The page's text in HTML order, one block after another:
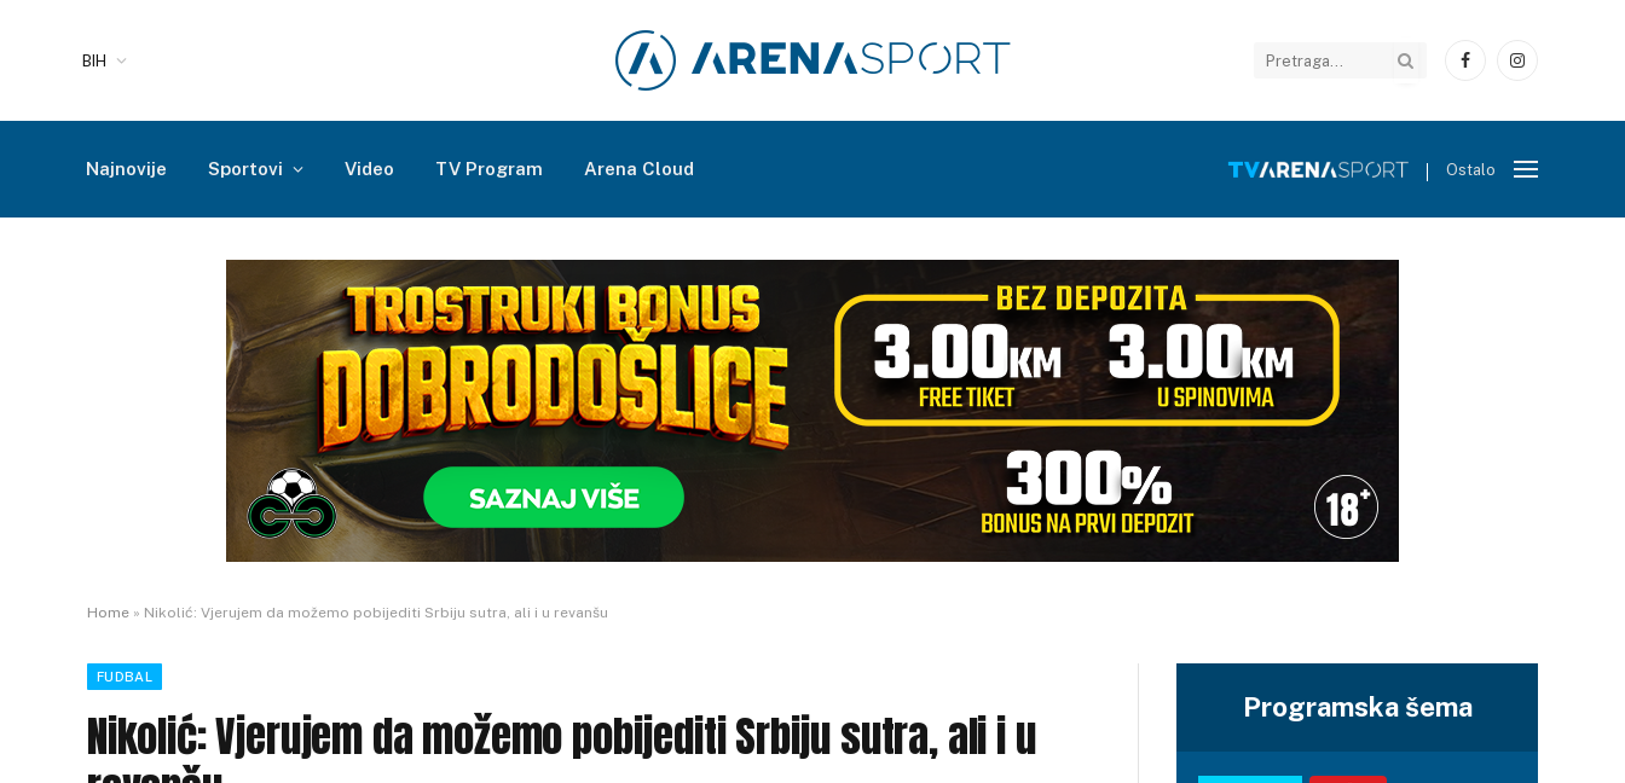
BIH
FacebookInstagram
Najnovije Sportovi Video TV Program Arena Cloud Ostalo
Home » Nikolić: Vjerujem da možemo pobijediti Srbiju sutra, ali i u revanšu
FUDBAL
Nikolić: Vjerujem da možemo pobijediti Srbiju sutra, ali i u
Programska šema